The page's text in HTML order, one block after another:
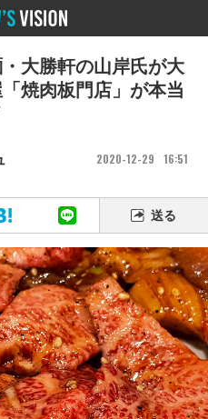
2020 12 29 16 51
・大勝軒の山岸氏が大
焼肉板門店」が本当
送る